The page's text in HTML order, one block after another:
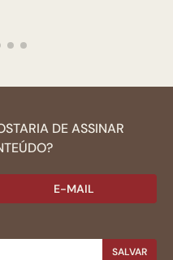
DE ASSINAR
E-MAIL
SALVAR